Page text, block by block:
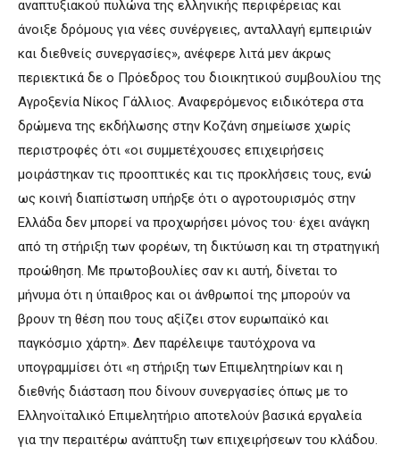
αναπτυξιακού πυλώνα της ελληνικής περιφέρειας και
άνοιξε δρόμους για νέες συνέργειες, ανταλλαγή εμπειριών
και διεθνείς συνεργασίες», ανέφερε λιτά μεν άκρως
περιεκτικά δε ο Πρόεδρος του διοικητικού συμβουλίου της
Αγροξενία Νίκος Γάλλιος. Αναφερόμενος ειδικότερα στα
δρώμενα της εκδήλωσης στην Κοζάνη σημείωσε χωρίς
περιστροφές ότι «οι συμμετέχουσες επιχειρήσεις
μοιράστηκαν τις προοπτικές και τις προκλήσεις τους, ενώ
ως κοινή διαπίστωση υπήρξε ότι ο αγροτουρισμός στην
Ελλάδα δεν μπορεί να προχωρήσει μόνος του· έχει ανάγκη
από τη στήριξη των φορέων, τη δικτύωση και τη στρατηγική
προώθηση. Με πρωτοβουλίες σαν κι αυτή, δίνεται το
μήνυμα ότι η ύπαιθρος και οι άνθρωποί της μπορούν να
βρουν τη θέση που τους αξίζει στον ευρωπαϊκό και
παγκόσμιο χάρτη». Δεν παρέλειψε ταυτόχρονα να
υπογραμμίσει ότι «η στήριξη των Επιμελητηρίων και η
διεθνής διάσταση που δίνουν συνεργασίες όπως με το
Ελληνοϊταλικό Επιμελητήριο αποτελούν βασικά εργαλεία
για την περαιτέρω ανάπτυξη των επιχειρήσεων του κλάδου.